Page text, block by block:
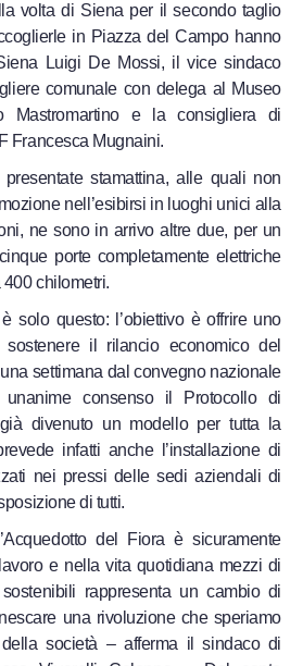
volta di Siena per il secondo taglio
in Piazza del Campo hanno
Luigi De Mossi, il vice sindaco
comunale con delega al Museo
Mastromartino e la consigliera di
Francesca Mugnaini.
stamattina, alle quali non
nell’esibirsi in luoghi unici alla
ne sono in arrivo altre due, per un
porte completamente elettriche
chilometri.
solo questo: l’obiettivo è offrire uno
il rilancio economico del
settimana dal convegno nazionale
consenso il Protocollo di
divenuto un modello per tutta la
infatti anche l’installazione di
nei pressi delle sedi aziendali di
di tutti.
del Fiora è sicuramente
e nella vita quotidiana mezzi di
rappresenta un cambio di
una rivoluzione che speriamo
società – afferma il sindaco di